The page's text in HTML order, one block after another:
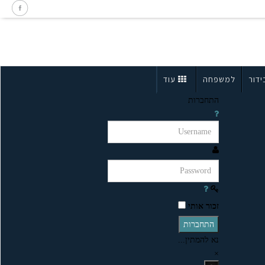
למשפחה עוד
התחברות
זכור אותי
התחברות
נא להמתין...
×